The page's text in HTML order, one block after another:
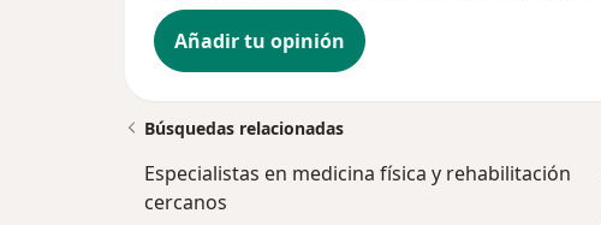
Añadir tu opinión
Búsquedas relacionadas
Especialistas en medicina física y rehabilitación
cercanos